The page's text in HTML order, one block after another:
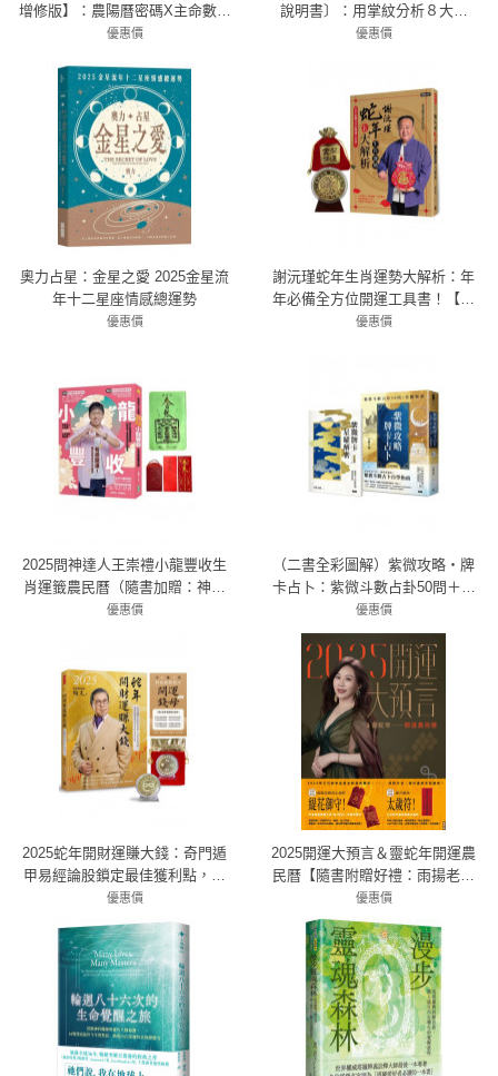
增修版】：農陽曆密碼X主命數合
盤解析，任何人都能掌握自己的
優惠價
說明書〕：用掌紋分析８大運
勢，讓你一眼就能看透感情、財
優惠價
奧力占星：金星之愛 2025金星流
年十二星座情感總運勢
優惠價
謝沅瑾蛇年生肖運勢大解析：年
年必備全方位開運工具書！【隨
書附贈超強鎮宅旺財貔貅大金
優惠價
2025問神達人王崇禮小龍豐收生
肖運籤農民曆（隨書加贈：神明
加持好緣紅線＋「富蛇」招財防
紙）
優惠價
（二書全彩圖解）紫微攻略‧牌
卡占卜：紫微斗數占卦50問＋星
曜解密
優惠價
79折 537元
2025蛇年開財運賺大錢：奇門遁
甲易經論股鎖定最佳獲利點，奇
門基因風水造吉財運滾滾來【隨
書附贈陶文老師親自開光加持
「小龍年財富無限放大 開運錢
母」擺件】
優惠價
79折 411元
2025開運大預言＆靈蛇年開運農
民曆【隨書附贈好禮：雨揚老師
加持‧招財御守＋除厄太歲符】
優惠價
79折 395元